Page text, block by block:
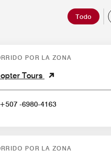
Todo
POR LA ZONA
Tours
+507 -6980-4163
POR LA ZONA